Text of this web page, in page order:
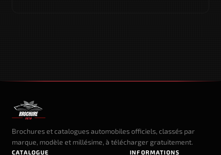
Brochures et catalogues automobiles officiels, classés par
marque, modèle et millésime, à télécharger gratuitement.
CATALOGUE INFORMATIONS